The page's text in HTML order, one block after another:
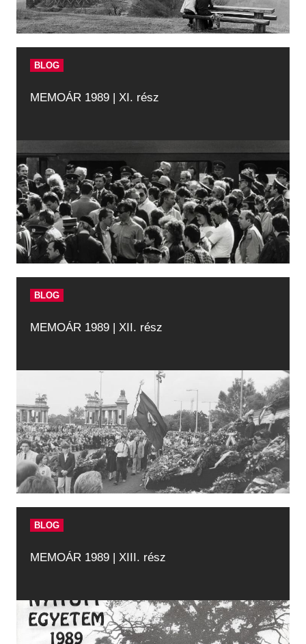
BLOG
MEMOÁR 1989 | XI. rész
BLOG
MEMOÁR 1989 | XII. rész
BLOG
MEMOÁR 1989 | XIII. rész